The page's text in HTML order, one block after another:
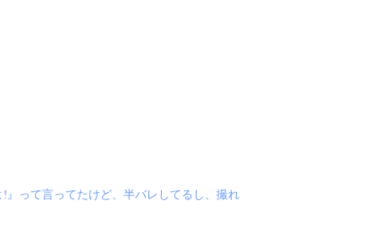
』って言ってたけど、半バレしてるし、撮れ